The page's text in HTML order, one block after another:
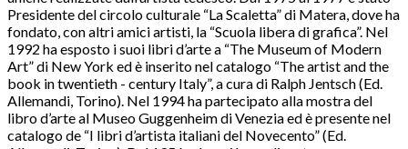
Presidente del circolo culturale “La Scaletta” di Matera, dove ha
fondato, con altri amici artisti, la “Scuola libera di grafica”. Nel
1992 ha esposto i suoi libri d’arte a “The Museum of Modern
Art” di New York ed è inserito nel catalogo “The artist and the
book in twentieth - century Italy”, a cura di Ralph Jentsch (Ed.
Allemandi, Torino). Nel 1994 ha partecipato alla mostra del
libro d’arte al Museo Guggenheim di Venezia ed è presente nel
catalogo de “I libri d’artista italiani del Novecento” (Ed.